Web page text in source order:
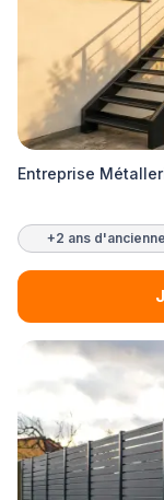
Entreprise
+2 ans